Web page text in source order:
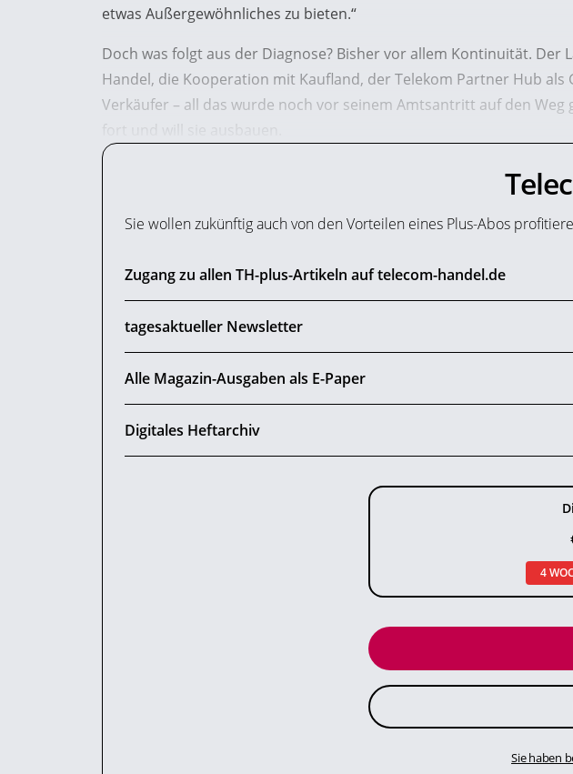
etwas Außergewöhnliches zu bieten.“
Doch was folgt aus der Diagnose? Bisher vor allem Kontinuität. Der
Handel, die Kooperation mit Kaufland, der Telekom Partner Hub
Verkäufer – all das wurde noch vor seinem Amtsantritt auf den
fort und will sie ausbauen.
Sie wollen zukünftig auch von den Vorteilen eines Plus-Abos
Zugang zu allen TH-plus-Artikeln auf telecom-handel.de
tagesaktueller Newsletter
Alle Magazin-Ausgaben als E-Paper
Digitales Heftarchiv
4
Sie haben